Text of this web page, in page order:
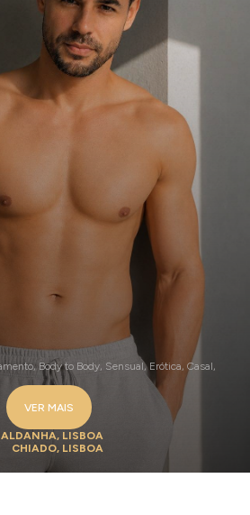
Body to Body, Sensual, Erótica, Casal,
VER MAIS
LISBOA
CHIADO, LISBOA